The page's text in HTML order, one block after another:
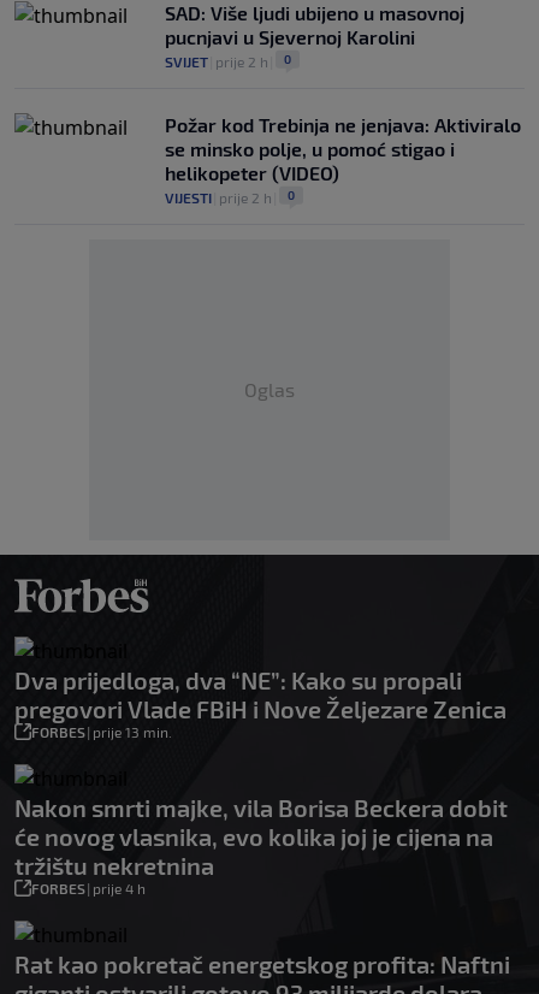
SAD: Više ljudi ubijeno u masovnoj
pucnjavi u Sjevernoj Karolini
SVIJET prije 2 h 0
Požar kod Trebinja ne jenjava: Aktiviralo
se minsko polje, u pomoć stigao i
helikopeter (VIDEO)
VIJESTI prije 2 h 0
Oglas
Dva prijedloga, dva “NE”: Kako su propali
pregovori Vlade FBiH i Nove Željezare Zenica
FORBES| prije 13 min.
Nakon smrti majke, vila Borisa Beckera dobit
će novog vlasnika, evo kolika joj je cijena na
tržištu nekretnina
FORBES| prije 4 h
Rat kao pokretač energetskog profita: Naftni